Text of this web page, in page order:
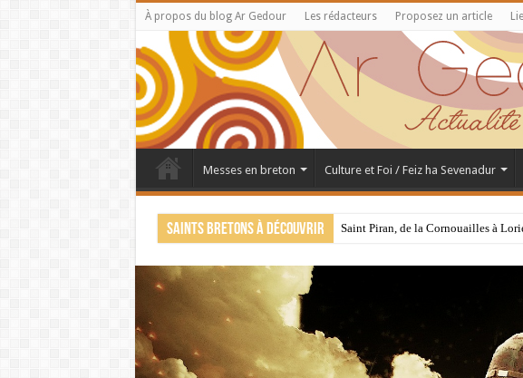
À propos du blog Ar Gedour Les rédacteurs Proposez un article
Messes en breton Culture et Foi / Feiz ha Sevenadur
Saints bretons à découvrir Saint Piran, de la Cornouailles à